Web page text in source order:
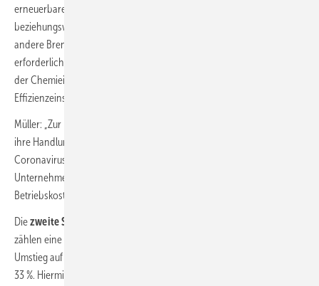
erneuerbare Energien oder einen Rückgriff auf Kohle
beziehungsweise Öl. Bei Industrieanlagen wäre der Umstieg auf
andere Brennstoffe in der Prozesswärme im Umfang von 15 %
erforderlich. Zudem würde die stoffliche Verwendung von Erdgas in
der Chemieindustrie halbiert. Außerdem wären schnell umsetzbare
Effizienzeinsparungen, etwa Abwärmenutzung nötig.
Müller: „Zur Krisenbewältigung braucht es sowohl eine Industrie, die
ihre Handlungsoptionen voll ausschöpft, als auch – ähnlich wie in der
Coronavirus-Pandemie – einen staatlichen Schutzschirm für die
Unternehmen. Dazu gehörten Kurzarbeit und die Deckung von
Betriebskosten im Fall von Produktionsausfällen.“
Diezweite Stufe
zählen eine Absenkung der Raumtemperatur um 1 bis 1,5 K und der
Umstieg auf andere Brennstoffe in der Prozesswärme im Umfang von
33 %. Hiermit könnte Deutschland rund 90 % des nötigen